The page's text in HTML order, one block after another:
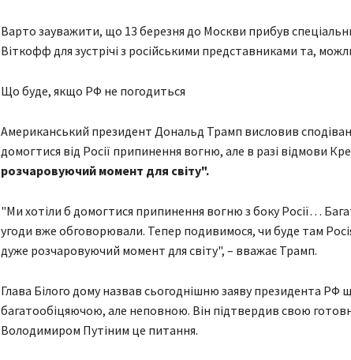
Варто зауважити, що 13 березня до Москви прибув
Віткофф для зустрічі з російськими представниками та,
Що буде, якщо РФ не погодиться
Американський президент Дональд Трамп висловив
домогтися від Росії припинення вогню, але в разі відмови
розчаровуючий момент для світу".
"Ми хотіли б домогтися припинення вогню з боку Росії…
угоди вже обговорювали. Тепер подивимося, чи буде там
дуже розчаровуючий момент для світу", – вважає Трамп.
Глава Білого дому назвав сьогоднішню заяву президента РФ
багатообіцяючою, але неповною. Він підтвердив свою
Володимиром Путіним це питання.